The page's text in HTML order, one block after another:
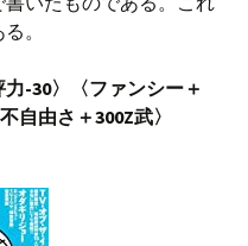
。
-30〉〈ファンシー＋
自由さ＋300Z武〉